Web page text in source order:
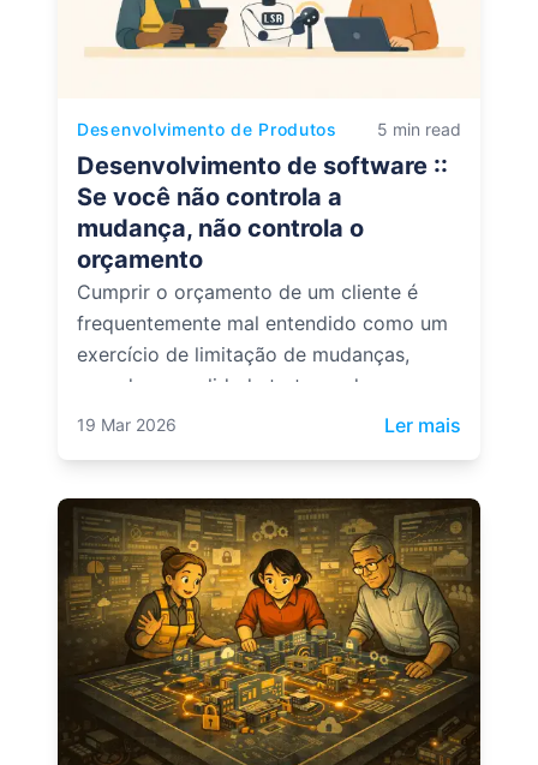
Desenvolvimento de Produtos 5 min read
Desenvolvimento de software ::
Se você não controla a
mudança, não controla o
orçamento
Cumprir o orçamento de um cliente é
frequentemente mal entendido como um
exercício de limitação de mudanças,
quando na realidade trata-se de
compreendê-las e controlá-las
19 Mar 2026 Ler mais